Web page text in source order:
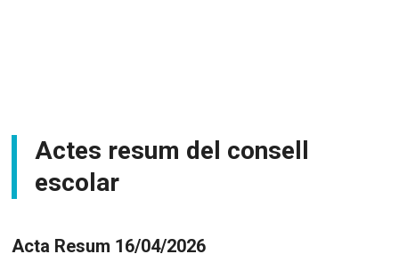
Actes resum del consell
escolar
Acta Resum 16/04/2026